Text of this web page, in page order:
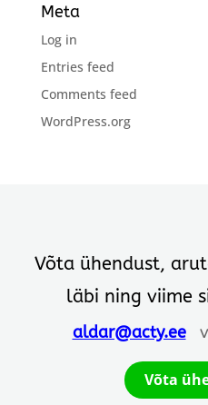
Meta
Log in
Entries feed
Comments feed
WordPress.org
Võta ühendust,
läbi ning viime
aldar@acty.ee
Võta